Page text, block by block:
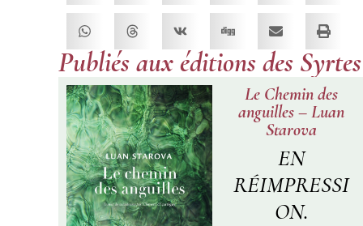
Publiés aux éditions des Syrtes
Le Chemin des
anguilles – Luan
Starova
EN
RÉIMPRESSI
ON.